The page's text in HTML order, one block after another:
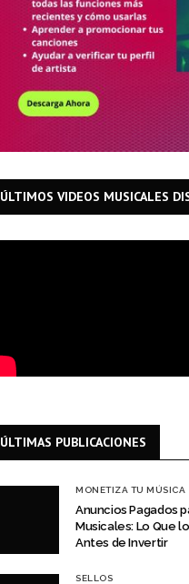
ÚLTIMOS VIDEOS MUSICALES
ÚLTIMAS PUBLICACIONES
MONETIZA TU MÚSICA
Anuncios Pagados
Musicales: Lo Que
Antes de Invertir
SELLOS